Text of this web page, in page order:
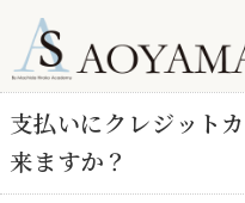
支払いにクレジット
来ますか？